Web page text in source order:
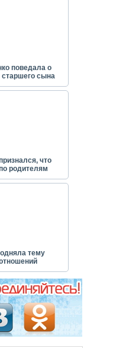
поведала о
сына
что
родителям
тему